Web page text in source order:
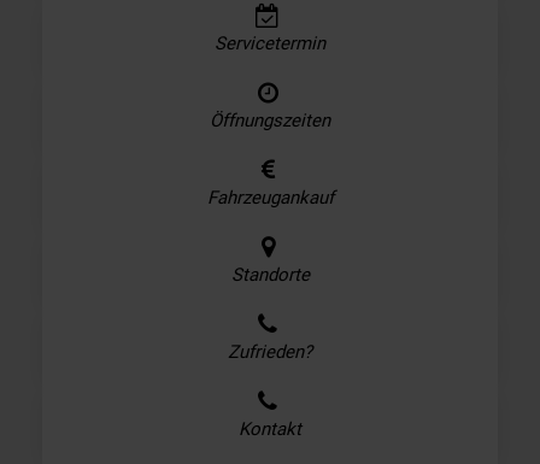
Servicetermin
Öffnungszeiten
Fahrzeugankauf
Standorte
Zufrieden?
Kontakt